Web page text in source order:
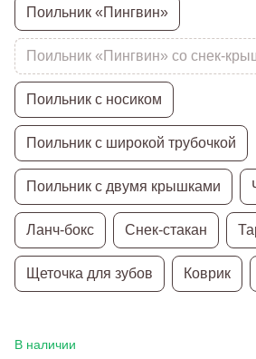
Поильник «Пингвин»
Поильник «Пингвин» со снек-
Поильник с носиком
Поильник с широкой трубочкой
Поильник с двумя крышками
Ланч-бокс Снек-стакан
Щеточка для зубов Коврик
В наличии